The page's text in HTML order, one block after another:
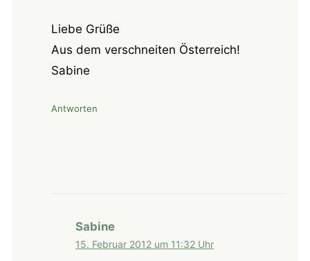
Liebe Grüße
Aus dem verschneiten Österreich!
Sabine
Antworten
Sabine
15. Februar 2012 um 11:32 Uhr